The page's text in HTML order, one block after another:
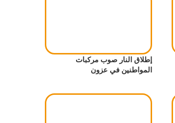
إطلاق النار صوب مركبات
المواطنين في عزون